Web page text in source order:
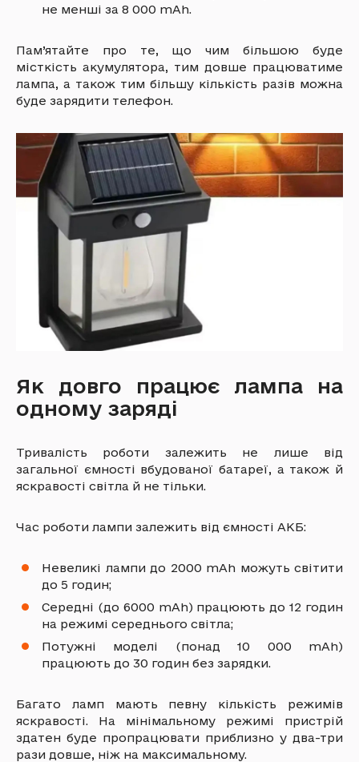
не менші за 8 000 mAh.
Пам’ятайте про те, що чим більшою буде
місткість акумулятора, тим довше працюватиме
лампа, а також тим більшу кількість разів можна
буде зарядити телефон.
Як довго працює лампа на
одному заряді
Тривалість роботи залежить не лише від
загальної ємності вбудованої батареї, а також й
яскравості світла й не тільки.
Час роботи лампи залежить від ємності АКБ:
Невеликі лампи до 2000 mAh можуть світити
до 5 годин;
Середні (до 6000 mAh) працюють до 12 годин
на режимі середнього світла;
Потужні моделі (понад 10 000 mAh)
працюють до 30 годин без зарядки.
Багато ламп мають певну кількість режимів
яскравості. На мінімальному режимі пристрій
здатен буде пропрацювати приблизно у два-три
рази довше, ніж на максимальному.